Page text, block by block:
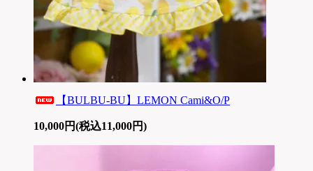
【BULBU-BU】LEMON Cami&O/P
10,000円(税込11,000円)